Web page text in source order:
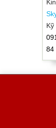
Kỹ
84